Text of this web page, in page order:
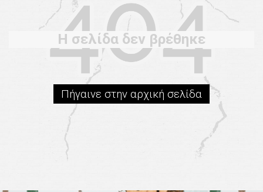
Η σελίδα δεν βρέθηκε
Πήγαινε στην αρχική σελίδα